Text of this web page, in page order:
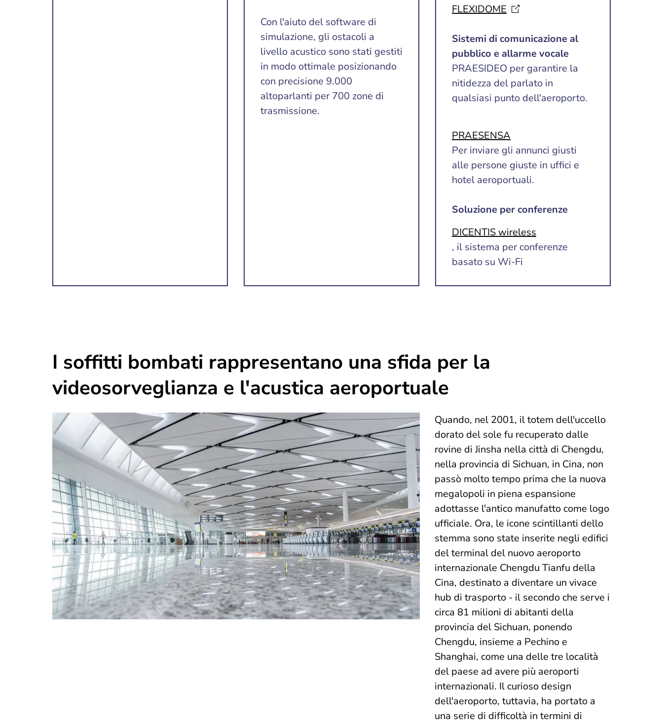
Con l'aiuto del software di
simulazione, gli ostacoli a
livello acustico sono stati gestiti
in modo ottimale posizionando
con precisione 9.000
altoparlanti per 700 zone di
trasmissione.
FLEXIDOME
Sistemi di comunicazione al
pubblico e allarme vocale
PRAESIDEO per garantire la
nitidezza del parlato in
qualsiasi punto dell'aeroporto.
PRAESENSA
Per inviare gli annunci giusti
alle persone giuste in uffici e
hotel aeroportuali.
Soluzione per conferenze
DICENTIS wireless
, il sistema per conferenze
basato su Wi-Fi
I soffitti bombati rappresentano una sfida per la
videosorveglianza e l'acustica aeroportuale
Quando, nel 2001, il totem dell'uccello
dorato del sole fu recuperato dalle
rovine di Jinsha nella città di Chengdu,
nella provincia di Sichuan, in Cina, non
passò molto tempo prima che la nuova
megalopoli in piena espansione
adottasse l'antico manufatto come logo
ufficiale. Ora, le icone scintillanti dello
stemma sono state inserite negli edifici
del terminal del nuovo aeroporto
internazionale Chengdu Tianfu della
Cina, destinato a diventare un vivace
hub di trasporto - il secondo che serve i
circa 81 milioni di abitanti della
provincia del Sichuan, ponendo
Chengdu, insieme a Pechino e
Shanghai, come una delle tre località
del paese ad avere più aeroporti
internazionali. Il curioso design
dell'aeroporto, tuttavia, ha portato a
una serie di difficoltà in termini di